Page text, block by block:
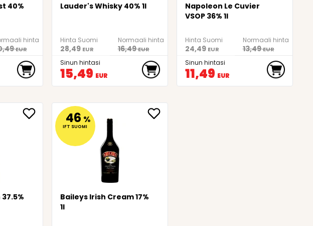
40%
hinta
EUR
Lauder's Whisky 40% 1l
Hinta Suomi
28,49 EUR
Normaali hinta
16,49EUR
Sinun hintasi
15,49 EUR
Napoleon Le Cuvier
VSOP 36% 1l
Hinta Suomi
24,49 EUR
Normaali hinta
13,49EUR
Sinun hintasi
11,49 EUR
46 %
IFT SUOMI
Baileys Irish Cream 17%
1l